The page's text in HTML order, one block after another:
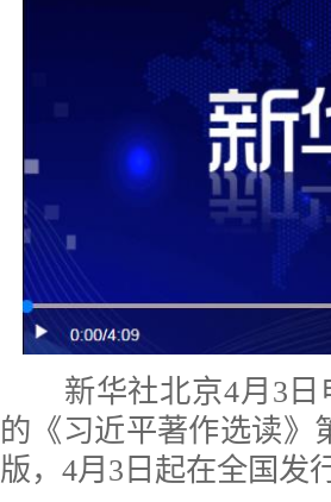
新华社北京4月3日
的《习近平著作选读》
版，4月3日起在全国发